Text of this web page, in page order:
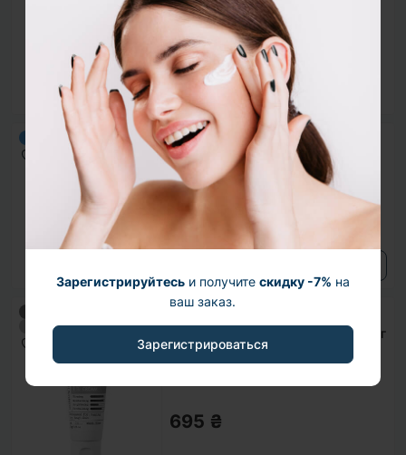
Зарегистрируйтесьи получите скидку -7% на
ваш заказ.
Зарегистрироваться
Essence, 150 мл
Нет в наличии
0
625 ₴
Популярный
Сыворотка для очищения пор
DERMA FACTORY Real Vera Pore
Serum, 30 мл
В наличии
495 ₴
Продано
FACTORY Bakuchiol 1% Cream, 30 г
Ожидается
4
695 ₴